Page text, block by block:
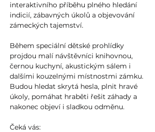
interaktivního příběhu plného hledání
indicií, zábavných úkolů a objevování
zámeckých tajemství.
Během speciální dětské prohlídky
projdou malí návštěvníci knihovnou,
černou kuchyní, akustickým sálem i
dalšími kouzelnými místnostmi zámku.
Budou hledat skrytá hesla, plnit hravé
úkoly, pomáhat hraběti řešit záhady a
nakonec objeví i sladkou odměnu.
Čeká vás: